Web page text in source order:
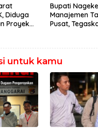
Diduga
Proyek
Bupati
Manajemen
Pusat,
untuk kamu